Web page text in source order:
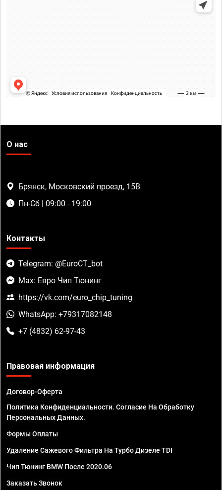
О нас
Брянск, Московский проезд, 15В
Пн-Сб | 09:00 - 19:00
Контакты
Telegram: @EuroCT_bot
Max: Евро Чип Тюнинг
https://vk.com/euro_chip_tuning
WhatsApp: +79317082148
+7 (4832) 62-97-43
Правовая информация
Договор-Оферта
Политика Конфиденциальности. Согласие На Обработку
Персональных Данных.
Формы Оплаты
Удаление Сажевого Фильтра На Турбо Дизеле TDI
Чип Тюнинг BMW После 2020.06
Заказать Звонок